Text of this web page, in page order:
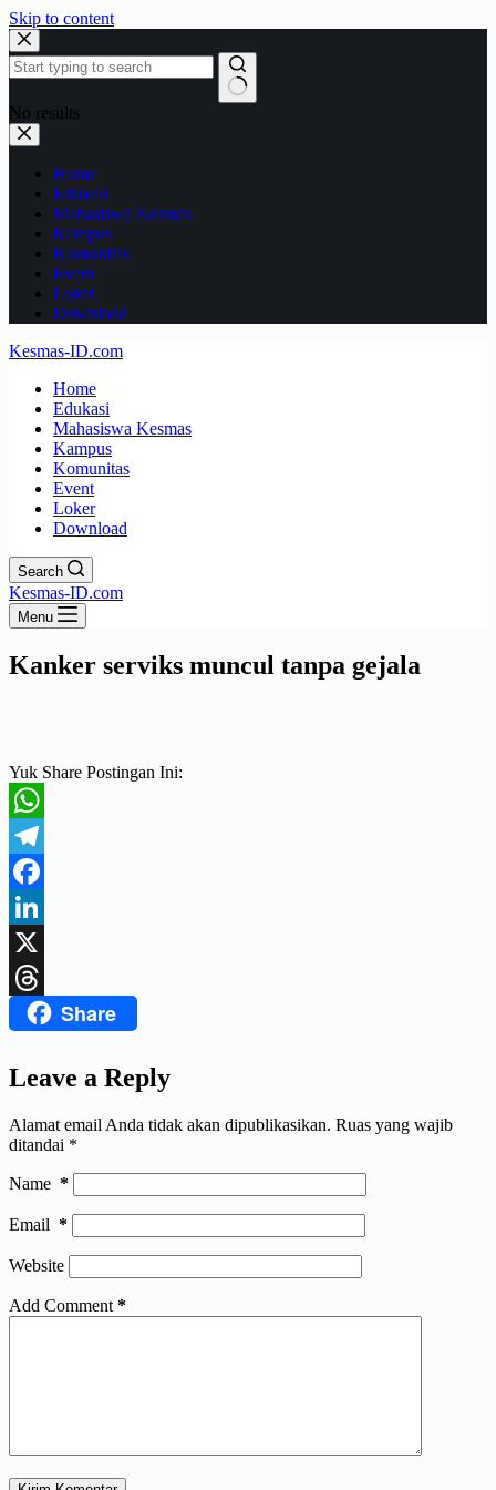
Skip to content
No results
Home
Edukasi
Mahasiswa Kesmas
Kampus
Komunitas
Event
Loker
Download
Kesmas-ID.com
Home
Edukasi
Mahasiswa Kesmas
Kampus
Komunitas
Event
Loker
Download
Search
Kesmas-ID.com
Menu
Kanker serviks muncul tanpa gejala
Yuk Share Postingan Ini:
WhatsApp
Telegram
Facebook
LinkedIn
X
ThreadsShare
Leave a Reply
Alamat email Anda tidak akan dipublikasikan. Ruas yang wajib
ditandai *
Name *
Email *
Website
Add Comment *